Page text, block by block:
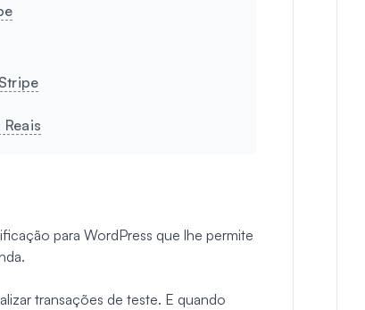
para WordPress que lhe permite
transações de teste. E quando